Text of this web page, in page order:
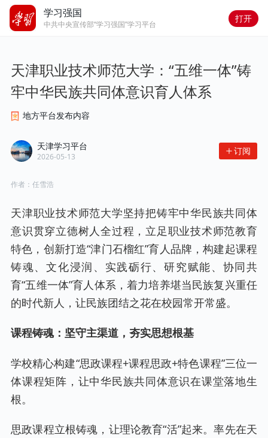
学习强国
中共中央宣传部“学习强国”学习平台
打开
天津职业技术师范大学：“五维一体”铸
牢中华民族共同体意识育人体系
地方平台发布内容
天津学习平台
2026-05-13
订阅
作者： 任雪浩
天津职业技术师范大学坚持把铸牢中华民族共同体
意识贯穿立德树人全过程，立足职业技术师范教育
特色，创新打造“津门石榴红”育人品牌，构建起课程
铸魂、文化浸润、实践砺行、研究赋能、协同共
育“五维一体”育人体系，着力培养堪当民族复兴重任
的时代新人，让民族团结之花在校园常开常盛。
课程铸魂：坚守主渠道，夯实思想根基
学校精心构建“思政课程+课程思政+特色课程”三位一
体课程矩阵，让中华民族共同体意识在课堂落地生
根。
思政课程立根铸魂，让理论教育“活”起来。率先在天